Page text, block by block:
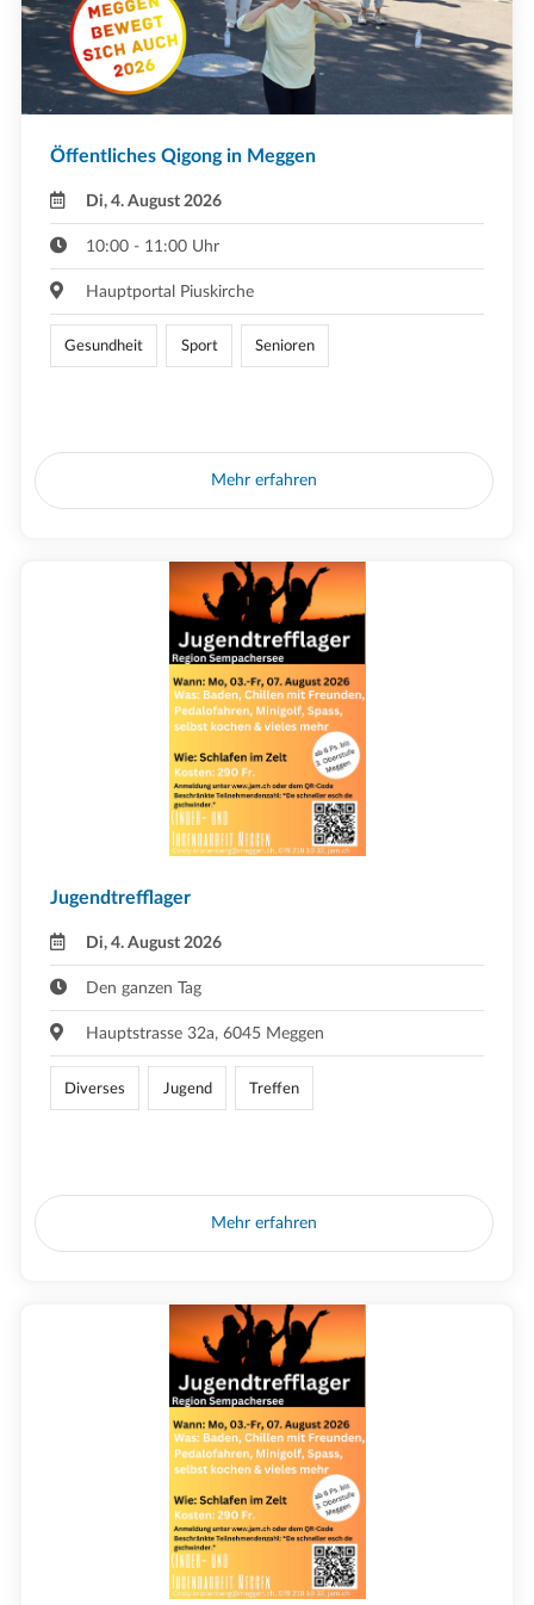
Öffentliches Qigong in Meggen
Di, 4. August 2026
10:00 - 11:00 Uhr
Hauptportal Piuskirche
Gesundheit Sport Senioren
Mehr erfahren
Jugendtrefflager
Di, 4. August 2026
Den ganzen Tag
Hauptstrasse 32a, 6045 Meggen
Diverses Jugend Treffen
Mehr erfahren